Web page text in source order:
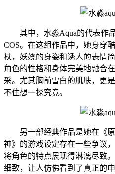
其中，水淼Aqua的代表作品
COS。在这组作品中，她身穿
杖，妖娆的身姿和诱人的表情
角色的性格和身体完美地融合
采。尤其胸前雪白的肌肤，更
不住想一探究竟。
另一部经典作品是她在《原
神》的游戏设定存在一些争议
将角色的特点展现得淋漓尽致
细致，让人仿佛看到了真正的